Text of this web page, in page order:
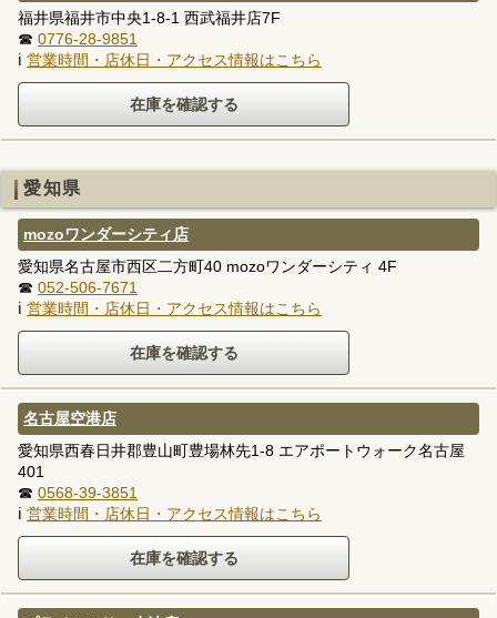
福井県福井市中央1-8-1 西武福井店7F
☎ 0776-28-9851
ℹ 営業時間・店休日・アクセス情報はこちら
愛知県
mozoワンダーシティ店
愛知県名古屋市西区二方町40 mozoワンダーシティ 4F
☎ 052-506-7671
ℹ 営業時間・店休日・アクセス情報はこちら
名古屋空港店
愛知県西春日井郡豊山町豊場林先1-8 エアポートウォーク名古屋
401
☎ 0568-39-3851
ℹ 営業時間・店休日・アクセス情報はこちら